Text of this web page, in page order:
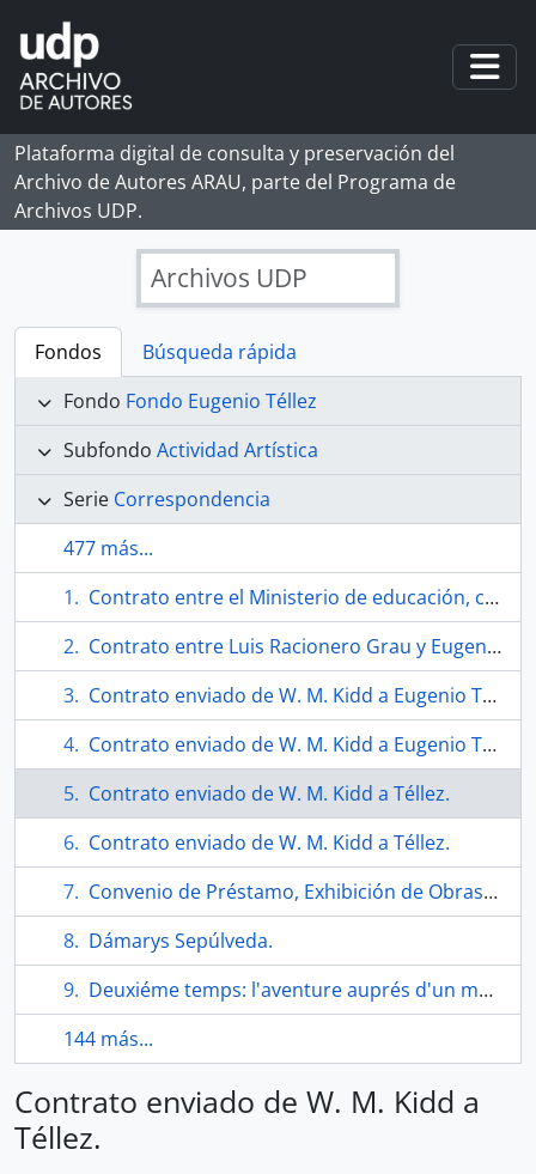
Skip to main content
Plataforma digital de consulta y preservación del
Archivo de Autores ARAU, parte del Programa de
Archivos UDP.
Archivos UDP
Fondos
Búsqueda rápida
Fondo Fondo Eugenio Téllez
Subfondo Actividad Artística
Serie Correspondencia
477 más...
Contrato entre el Ministerio de educación, cultura y deporte, y Téllez.
Contrato entre Luis Racionero Grau y Eugenio Téllez.
Contrato enviado de W. M. Kidd a Eugenio Téllez.
Contrato enviado de W. M. Kidd a Eugenio Téllez.
Contrato enviado de W. M. Kidd a Téllez.
Contrato enviado de W. M. Kidd a Téllez.
Convenio de Préstamo, Exhibición de Obras y Autorización Uso de Imagen.
Dámarys Sepúlveda.
Deuxiéme temps: l'aventure auprés d'un maitr; la fréquentation des ateliers d'enseignement et de recherche.
144 más...
Contrato enviado de W. M. Kidd a
Téllez.